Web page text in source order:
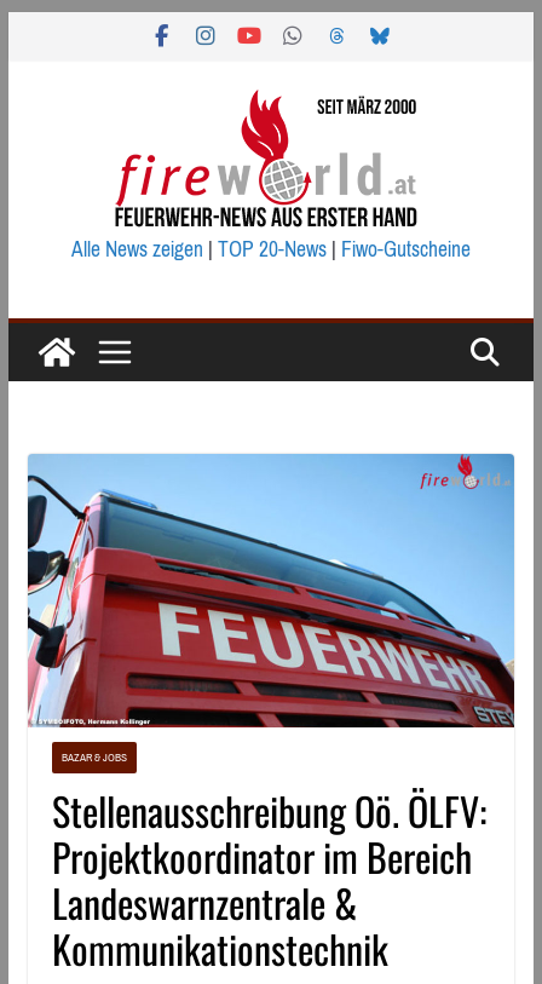
Alle News zeigen|TOP 20-News|Fiwo-Gutscheine
BAZAR & JOBS
Stellenausschreibung Oö. ÖLFV:
Projektkoordinator im Bereich
Landeswarnzentrale &
Kommunikationstechnik